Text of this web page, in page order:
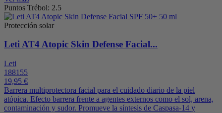
Puntos Trébol: 2.5
Protección solar
Leti AT4 Atopic Skin Defense Facial...
Leti
188155
19,95 €
Barrera multiprotectora facial para el cuidado diario de la piel
atópica. Efecto barrera frente a agentes externos como el sol, arena,
contaminación y sudor. Promueve la síntesis de Caspasa-14 y